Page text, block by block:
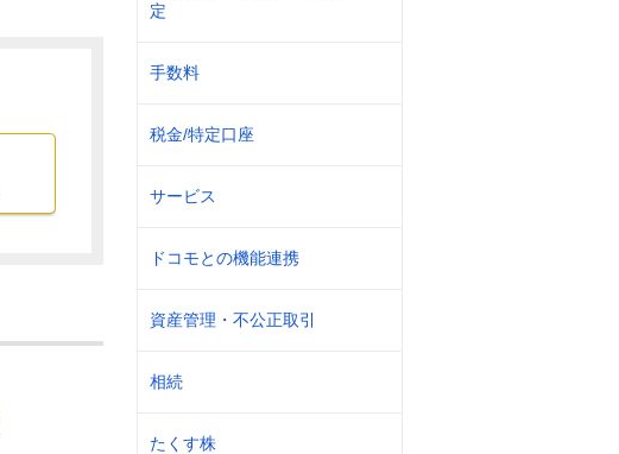
定
手数料
税金/特定口座
サービス
ドコモとの機能連携
資産管理・不公正取引
相続
たくす株